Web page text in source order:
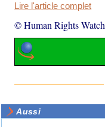
Lire l'article complet
© Human Rights Watch
Aussi